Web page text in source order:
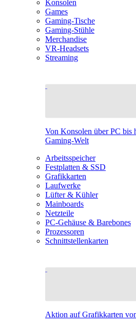
Konsolen
Games
Gaming-Tische
Gaming-Stühle
Merchandise
VR-Headsets
Streaming
Von Konsolen über PC bis
Gaming-Welt
Arbeitsspeicher
Festplatten & SSD
Grafikkarten
Laufwerke
Lüfter & Kühler
Mainboards
Netzteile
PC-Gehäuse & Barebones
Prozessoren
Schnittstellenkarten
Aktion auf Grafikkarten